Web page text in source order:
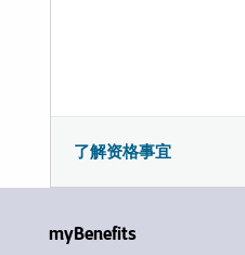
了解资格事宜
myBenefits